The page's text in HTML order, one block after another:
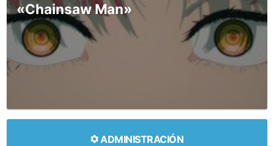
«Chainsaw Man»
ADMINISTRACIÓN